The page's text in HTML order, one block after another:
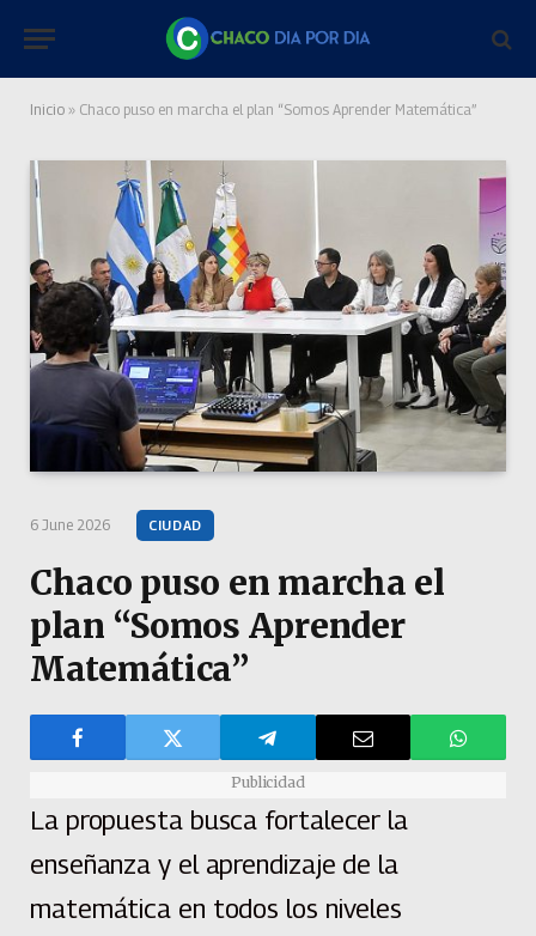
Inicio » Chaco puso en marcha el plan “Somos Aprender Matemática”
6 June 2026 CIUDAD
Chaco puso en marcha el
plan “Somos Aprender
Matemática”
Publicidad
La propuesta busca fortalecer la
enseñanza y el aprendizaje de la
matemática en todos los niveles